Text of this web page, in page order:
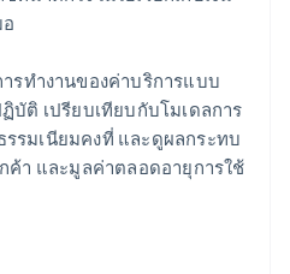
รทำงานของค่าบริการแบบ
บัติ เปรียบเทียบกับโมเดลการ
รมเนียมคงที่ และดูผลกระทบ
ค้า และมูลค่าตลอดอายุการใช้